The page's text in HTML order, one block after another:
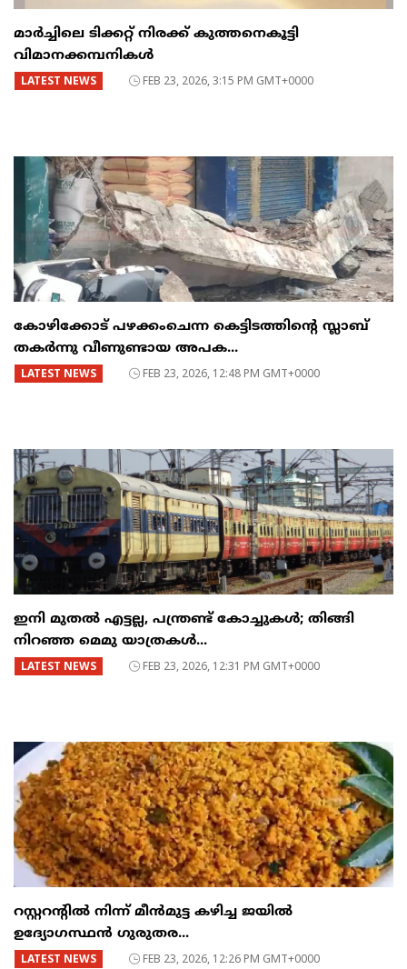
മാർച്ചിലെ ടിക്കറ്റ് നിരക്ക് കുത്തനെകൂട്ടി
വിമാനക്കമ്പനികൾ
LATEST NEWS FEB 23, 2026, 3:15 PM GMT+0000
കോഴിക്കോട് പഴക്കംചെന്ന കെട്ടിടത്തിന്റെ സ്ലാബ്
തകർന്നു വീണുണ്ടായ അപക...
LATEST NEWS FEB 23, 2026, 12:48 PM GMT+0000
ഇനി മുതൽ എട്ടല്ല, പന്ത്രണ്ട് കോച്ചുകള്‍; തിങ്ങി
നിറഞ്ഞ മെമു യാത്രകൾ...
LATEST NEWS FEB 23, 2026, 12:31 PM GMT+0000
റസ്റ്ററന്റില്‍ നിന്ന് മീന്‍മുട്ട കഴിച്ച ജയില്‍
ഉദ്യോഗസ്ഥന്‍ ഗുരുതര...
LATEST NEWS FEB 23, 2026, 12:26 PM GMT+0000